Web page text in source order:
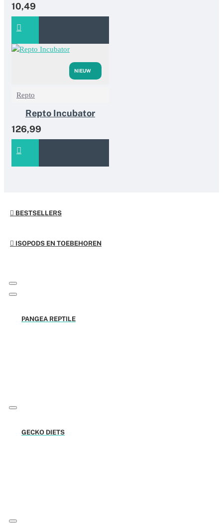
10,49
NIEUW
Repto
Repto Incubator
126,99
BESTSELLERS
ISOPODS EN TOEBEHOREN
PANGEA REPTILE
GECKO DIETS